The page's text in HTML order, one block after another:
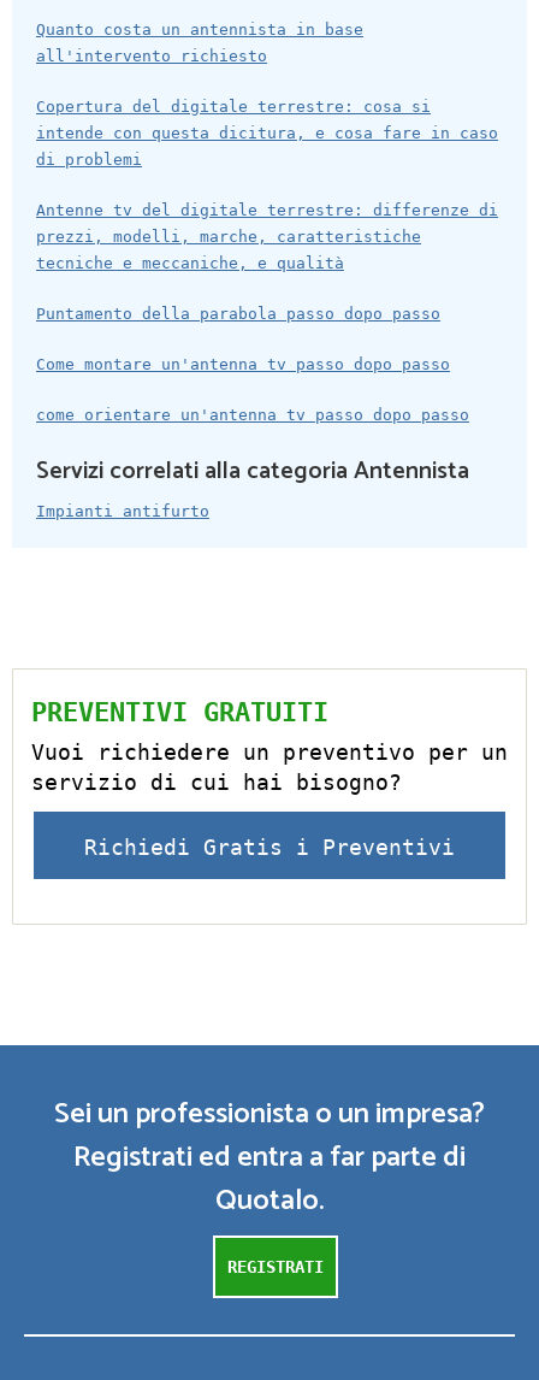
Quanto costa un antennista in base
all'intervento richiesto
Copertura del digitale terrestre: cosa si
intende con questa dicitura, e cosa fare in caso
di problemi
Antenne tv del digitale terrestre: differenze di
prezzi, modelli, marche, caratteristiche
tecniche e meccaniche, e qualità
Puntamento della parabola passo dopo passo
Come montare un'antenna tv passo dopo passo
come orientare un'antenna tv passo dopo passo
Servizi correlati alla categoria Antennista
Impianti antifurto
PREVENTIVI GRATUITI
Vuoi richiedere un preventivo per un
servizio di cui hai bisogno?
Richiedi Gratis i Preventivi
Sei un professionista o un impresa?
Registrati ed entra a far parte di
Quotalo.
REGISTRATI